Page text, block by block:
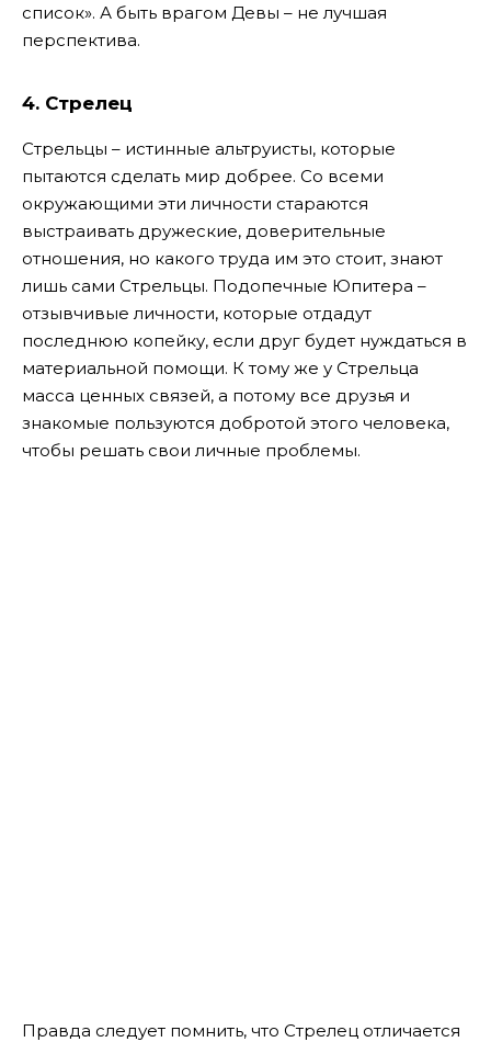
список». А быть врагом Девы – не лучшая
перспектива.
4. Стрелец
Стрельцы – истинные альтруисты, которые
пытаются сделать мир добрее. Со всеми
окружающими эти личности стараются
выстраивать дружеские, доверительные
отношения, но какого труда им это стоит, знают
лишь сами Стрельцы. Подопечные Юпитера –
отзывчивые личности, которые отдадут
последнюю копейку, если друг будет нуждаться в
материальной помощи. К тому же у Стрельца
масса ценных связей, а потому все друзья и
знакомые пользуются добротой этого человека,
чтобы решать свои личные проблемы.
Правда следует помнить, что Стрелец отличается